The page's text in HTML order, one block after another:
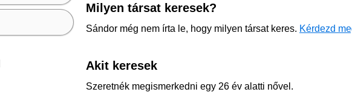
Milyen társat keresek?
Sándor még nem írta le, hogy milyen társat keres. Kérdezd
Akit keresek
Szeretnék megismerkedni egy 26 év alatti nővel.